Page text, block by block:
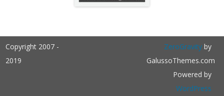
Copyright 2007 -
2019
ZeroGravityby
GalussoThemes.com
Powered by
WordPress